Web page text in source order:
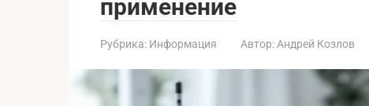
применение
Рубрика: Информация Автор: Андрей Козлов